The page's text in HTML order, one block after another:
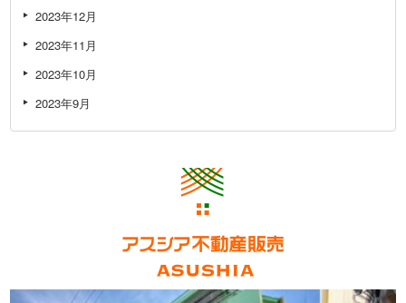
2023年12月
2023年11月
2023年10月
2023年9月